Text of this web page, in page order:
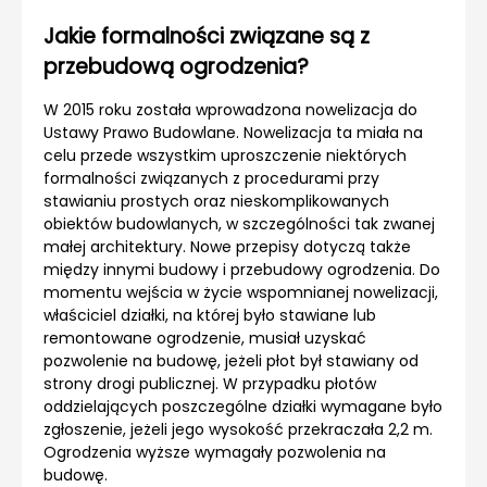
Jakie formalności związane są z
przebudową ogrodzenia?
W 2015 roku została wprowadzona nowelizacja do
Ustawy Prawo Budowlane. Nowelizacja ta miała na
celu przede wszystkim uproszczenie niektórych
formalności związanych z procedurami przy
stawianiu prostych oraz nieskomplikowanych
obiektów budowlanych, w szczególności tak zwanej
małej architektury. Nowe przepisy dotyczą także
między innymi budowy i przebudowy ogrodzenia. Do
momentu wejścia w życie wspomnianej nowelizacji,
właściciel działki, na której było stawiane lub
remontowane ogrodzenie, musiał uzyskać
pozwolenie na budowę, jeżeli płot był stawiany od
strony drogi publicznej. W przypadku płotów
oddzielających poszczególne działki wymagane było
zgłoszenie, jeżeli jego wysokość przekraczała 2,2 m.
Ogrodzenia wyższe wymagały pozwolenia na
budowę.